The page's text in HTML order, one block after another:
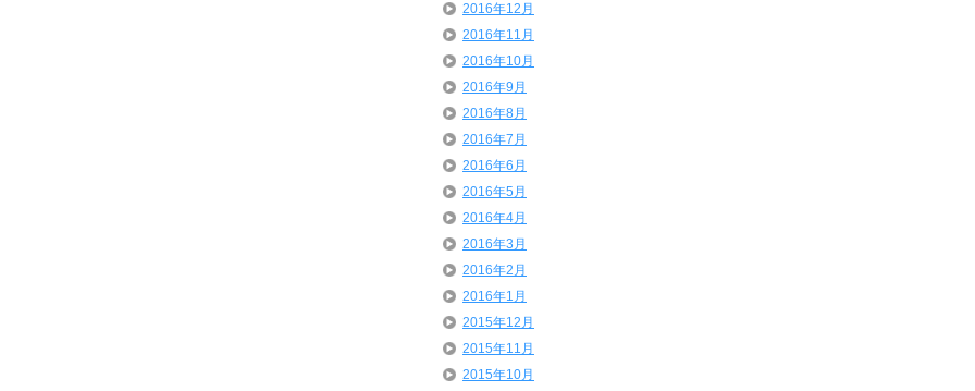
2016年12月
2016年11月
2016年10月
2016年9月
2016年8月
2016年7月
2016年6月
2016年5月
2016年4月
2016年3月
2016年2月
2016年1月
2015年12月
2015年11月
2015年10月